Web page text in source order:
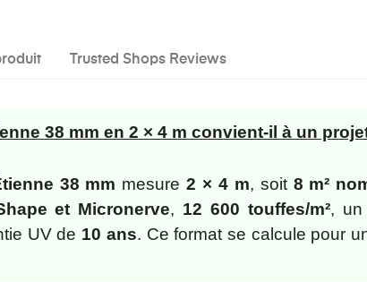
Trusted Shops Reviews
38 mm en 2 × 4 m convient-il à un
38 mm mesure2 × 4 m, soit 8 m²
et Micronerve, 12 600 touffes/m², un
UV de 10 ans. Ce format se calcule pour